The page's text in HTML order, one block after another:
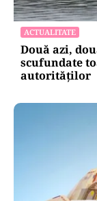
ACTUALITATE
Două azi,
scufundate
autorităților